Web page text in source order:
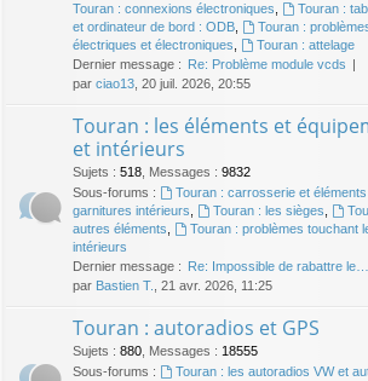
Touran : connexions électroniques
Touran :
et ordinateur de bord : ODB
Touran :
électriques et électroniques
Touran : attelage
Dernier message :
Re: Problème module vcds
par ciao13 , 20 juil. 2026, 20:55
Touran : les éléments et
et intérieurs
Sujets : 518 Messages : 9832
Sous-forums :
Touran : carrosserie et
garnitures intérieurs
Touran : les sièges
autres éléments
Touran : problèmes touchant
intérieurs
Dernier message :
Re: Impossible de rabattre le…
par Bastien T. , 21 avr. 2026, 11:25
Touran : autoradios et GPS
Sujets : 880 Messages : 18555
Sous-forums :
Touran : les autoradios VW et